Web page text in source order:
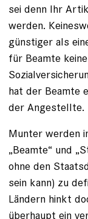
sei denn Ihr
werden.
günstiger als
für Beamte
hat der Beamte
der Angestellte.
Munter werden
„Beamte“ und
ohne den
sein kann) zu
Ländern hinkt
überhaupt ein